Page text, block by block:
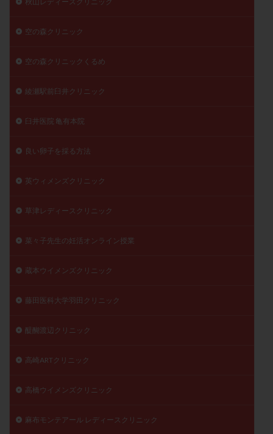
空の森クリニック
空の森クリニックくるめ
綾瀬駅前臼井クリニック
臼井医院 亀有本院
良い卵子を採る方法
英ウィメンズクリニック
草津レディースクリニック
菜々子先生の妊活オンライン授業
蔵本ウイメンズクリニック
藤田医科大学羽田クリニック
醍醐渡辺クリニック
高崎ARTクリニック
高橋ウイメンズクリニック
麻布モンテアール レディースクリニック